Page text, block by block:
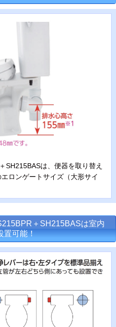
SH215BASは、便器を取り替え
ロンゲートサイズ（大形サイ
＋SH215BASは室内
置可能！